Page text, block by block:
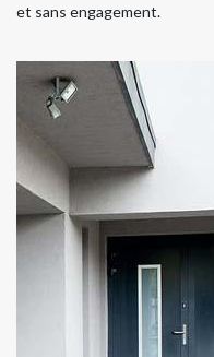
et sans engagement.